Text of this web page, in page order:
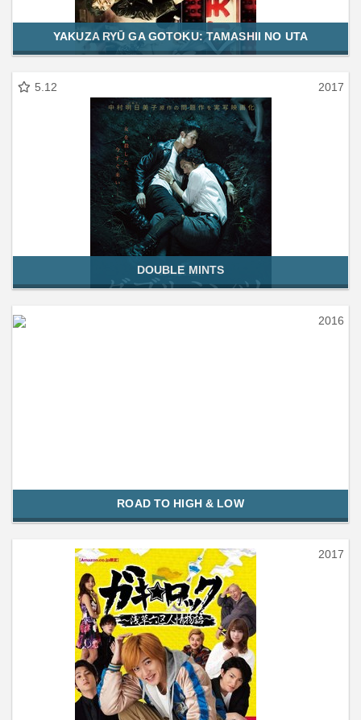
YAKUZA RYŪ GA GOTOKU: TAMASHII NO UTA
5.12 2017
DOUBLE MINTS
2016
ROAD TO HIGH & LOW
2017